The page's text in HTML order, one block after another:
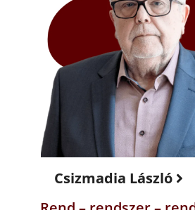
Csizmadia László